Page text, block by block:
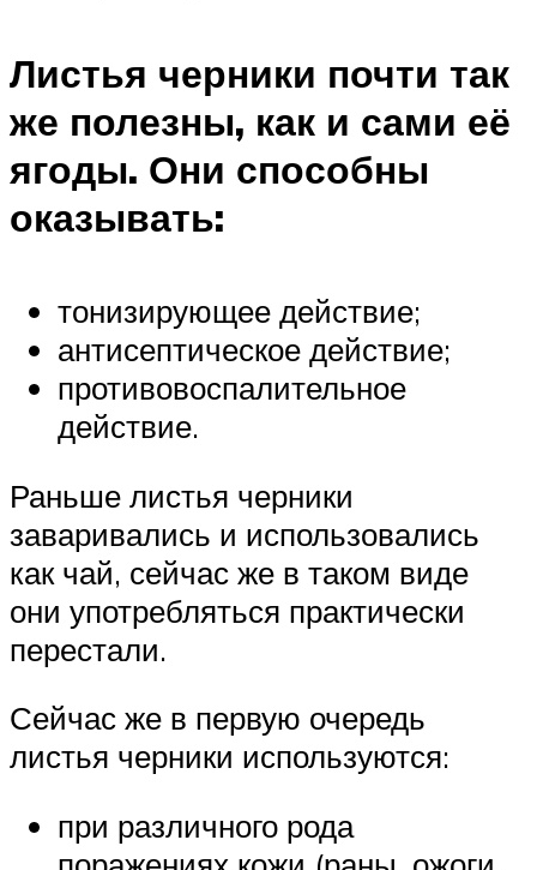
Листья черники почти так
же полезны, как и сами её
ягоды. Они способны
оказывать:
тонизирующее действие;
антисептическое действие;
противовоспалительное
действие.
Раньше листья черники
заваривались и использовались
как чай, сейчас же в таком виде
они употребляться практически
перестали.
Сейчас же в первую очередь
листья черники используются:
при различного рода